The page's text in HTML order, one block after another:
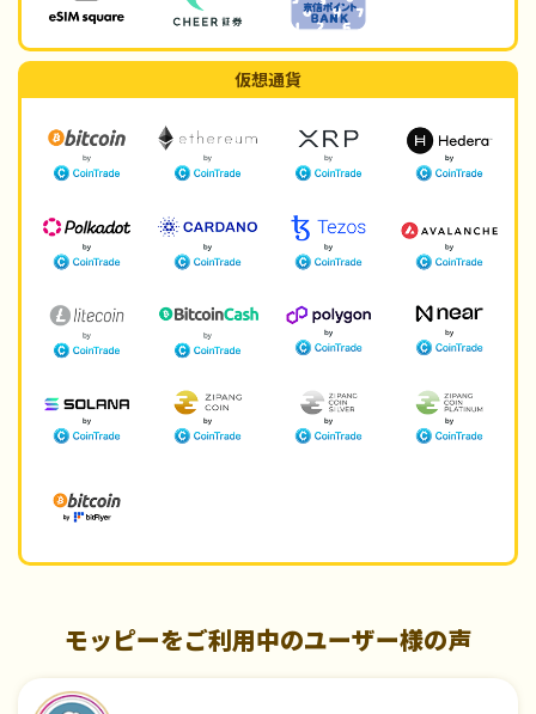
仮想通貨
モッピーをご利用中のユーザー様の声